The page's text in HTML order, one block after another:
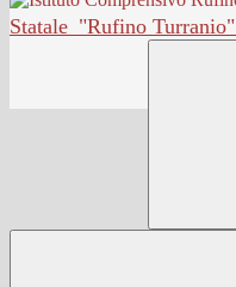
Statale "Rufino Turranio"